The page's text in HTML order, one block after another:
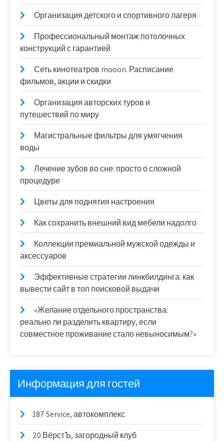
Организация детского и спортивного лагеря
Профессиональный монтаж потолочных
конструкций с гарантией
Сеть кинотеатров mooon. Расписание
фильмов, акции и скидки
Организация авторских туров и
путешествий по миру
Магистральные фильтры для умягчения
воды
Лечение зубов во сне: просто о сложной
процедуре
Цветы для поднятия настроения
Как сохранить внешний вид мебели надолго
Коллекции премиальной мужской одежды и
аксессуаров
Эффективные стратегии линкбилдинга: как
вывести сайт в топ поисковой выдачи
«Желание отдельного пространства:
реально ли разделить квартиру, если
совместное проживание стало невыносимым?»
Информация для гостей
187 Service, автокомплекс
20 ВёрстЪ, загородный клуб